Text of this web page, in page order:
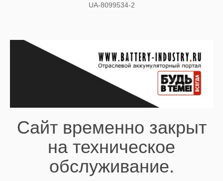
UA-8099534-2
Сайт временно закрыт
на техническое
обслуживание.